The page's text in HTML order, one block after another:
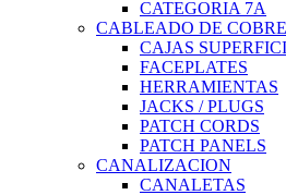
CATEGORIA 7A
CABLEADO DE COBRE
CAJAS
FACEPLATES
HERRAMIENTAS
JACKS / PLUGS
PATCH CORDS
PATCH PANELS
CANALIZACION
CANALETAS